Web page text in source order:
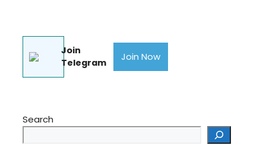
Join
Telegram
Join Now
Search